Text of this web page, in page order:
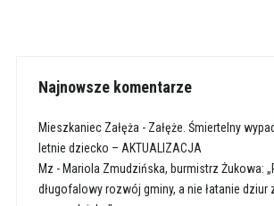
Najnowsze komentarze
Mieszkaniec Załęża - Załęże. Śmiertelny
letnie dziecko – AKTUALIZACJA
Mz - Mariola Zmudzińska, burmistrz Żukowa:
długofalowy rozwój gminy, a nie łatanie dziur